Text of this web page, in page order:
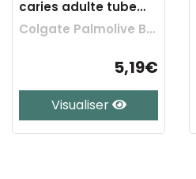
caries adulte tube
75ml
Colgate Palmolive Belgium
5,19€
Visualiser